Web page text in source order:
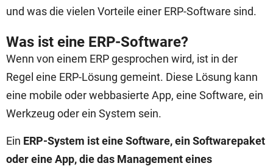
und was die vielen Vorteile einer ERP-Software sind.
Was ist eine ERP-Software?
Wenn von einem ERP gesprochen wird, ist in der
Regel eine ERP-Lösung gemeint. Diese Lösung kann
eine mobile oder webbasierte App, eine Software, ein
Werkzeug oder ein System sein.
Ein ERP-System ist eine Software, ein Softwarepaket
oder eine App, die das Management eines